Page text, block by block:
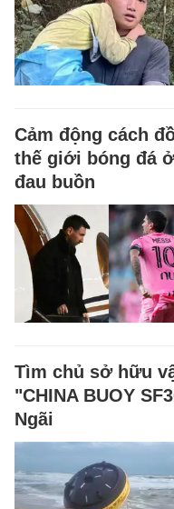
Cảm động cách
thế giới bóng đá
đau buồn
Tìm chủ sở hữu
"CHINA BUOY
Ngãi